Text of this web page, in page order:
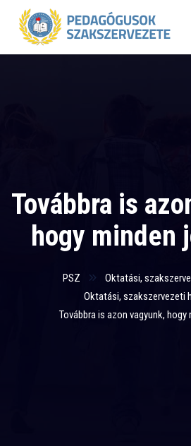
Továbbra is
hogy minden
PSZ
Oktatási,
Oktatási, szakszervezeti
Továbbra is azon vagyunk, hogy